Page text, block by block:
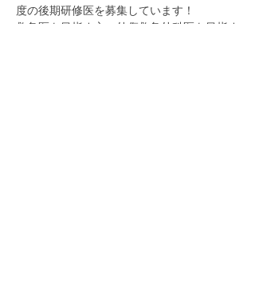
度の後期研修医を募集しています！
救急医を目指す方、外傷救急外科医を目指す